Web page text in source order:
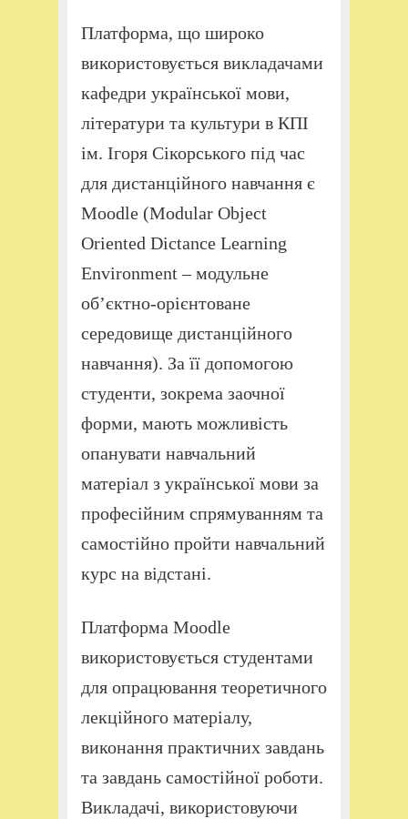
Платформа, що широко
використовується викладачами
кафедри української мови,
літератури та культури в КПІ
ім. Ігоря Сікорського під час
для дистанційного навчання є
Moodle (Modular Object
Oriented Dictance Learning
Environment – модульне
об’єктно-орієнтоване
середовище дистанційного
навчання). За її допомогою
студенти, зокрема заочної
форми, мають можливість
опанувати навчальний
матеріал з української мови за
професійним спрямуванням та
самостійно пройти навчальний
курс на відстані.
Платформа Moodle
використовується студентами
для опрацювання теоретичного
лекційного матеріалу,
виконання практичних завдань
та завдань самостійної роботи.
Викладачі, використовуючи